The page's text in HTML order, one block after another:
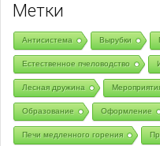
Метки
Антисистема Вырубки
Естественное пчеловодство
Лесная дружина
Образование Оформление
Печи медленного горения